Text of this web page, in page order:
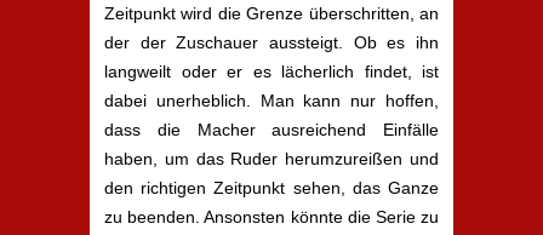
Zeitpunkt wird die Grenze überschritten, an
der der Zuschauer aussteigt. Ob es ihn
langweilt oder er es lächerlich findet, ist
dabei unerheblich. Man kann nur hoffen,
dass die Macher ausreichend Einfälle
haben, um das Ruder herumzureißen und
den richtigen Zeitpunkt sehen, das Ganze
zu beenden. Ansonsten könnte die Serie zu